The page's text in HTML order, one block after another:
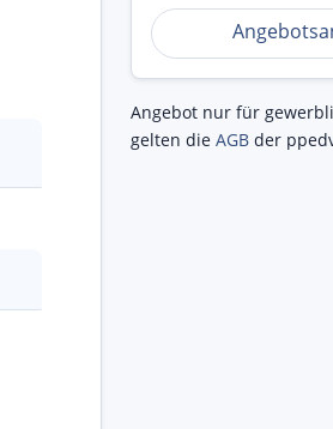
Angebot nur für
gelten die AGB der